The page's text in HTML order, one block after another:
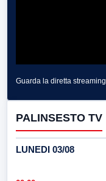
Guarda la diretta streaming
PALINSESTO TV
LUNEDI 03/08